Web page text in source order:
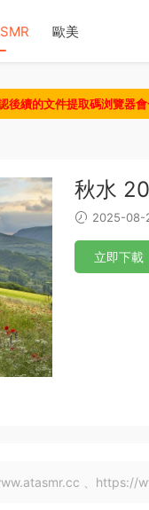
歐美
後續的文件提取碼浏覽器
秋水
2025-08-
立即下載
、